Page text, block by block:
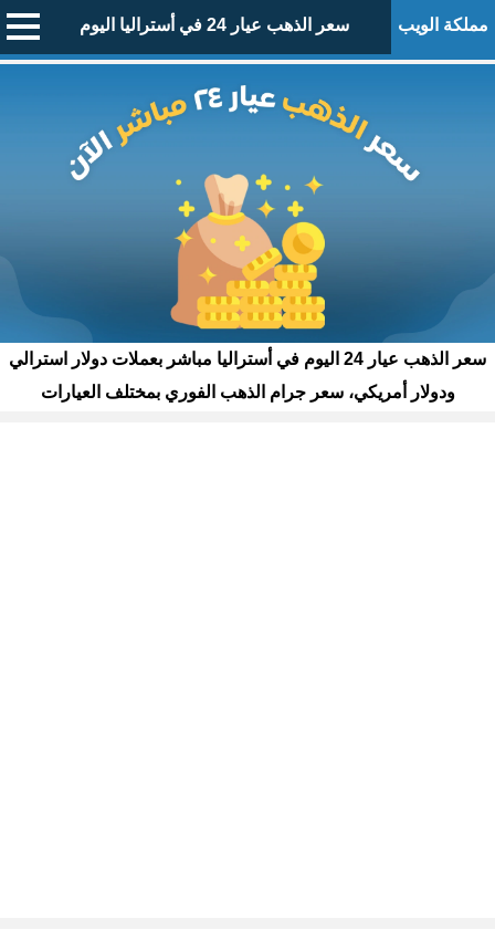
مملكة الويب سعر الذهب عيار 24 في أستراليا اليوم
سعر الذهب عيار 24 اليوم في أستراليا مباشر بعملات دولار استرالي
ودولار أمريكي، سعر جرام الذهب الفوري بمختلف العيارات